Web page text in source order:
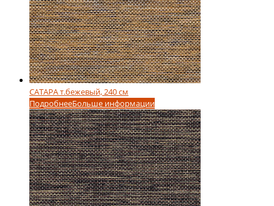
САТАРА т.бежевый, 240 см
ПодробнееБольше информации